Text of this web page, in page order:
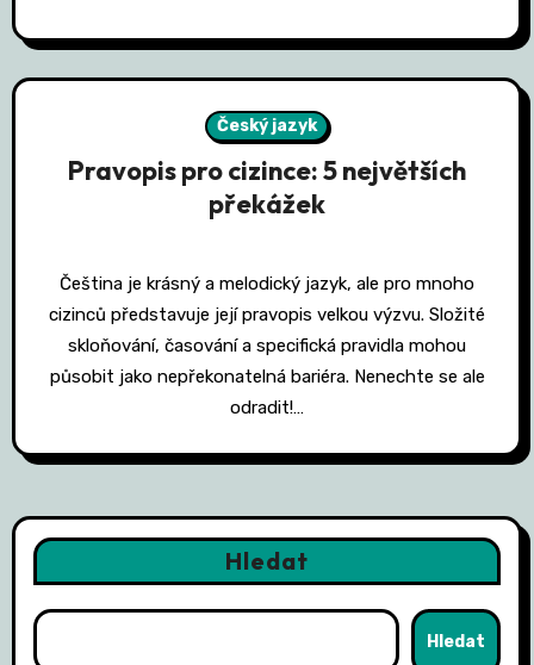
Český jazyk
Pravopis pro cizince: 5 největších
překážek
Čeština je krásný a melodický jazyk, ale pro mnoho
cizinců představuje její pravopis velkou výzvu. Složité
skloňování, časování a specifická pravidla mohou
působit jako nepřekonatelná bariéra. Nenechte se ale
odradit!…
Hledat
Hledat